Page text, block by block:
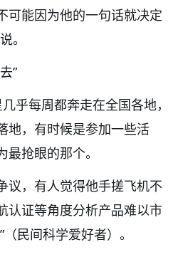
可能因为他的一句话就决定
。
”
乎每周都奔走在全国各地，
地，有时候是参加一些活
抢眼的那个。
议，有人觉得他手搓飞机不
认证等角度分析产品难以市
民间科学爱好者）。